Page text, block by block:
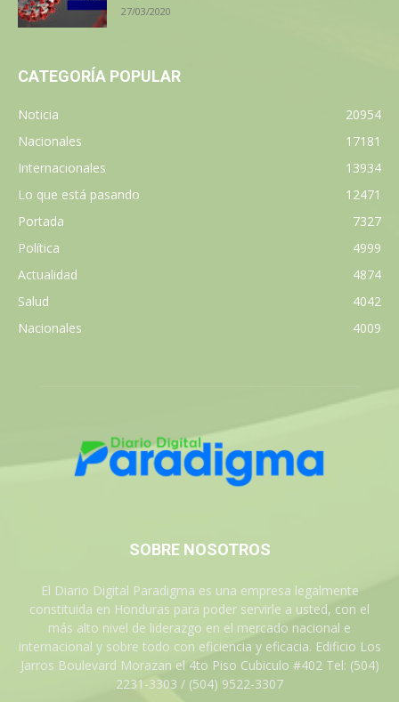
27/03/2020
CATEGORÍA POPULAR
Noticia
20954
Nacionales
17181
Internacionales
13934
Lo que está pasando
12471
Portada
7327
Política
4999
Actualidad
4874
Salud
4042
Nacionales
4009
SOBRE NOSOTROS
El Diario Digital Paradigma es una empresa legalmente
constituida en Honduras para poder servirle a usted, con el
más alto nivel de liderazgo en el mercado nacional e
internacional y sobre todo con eficiencia y eficacia. Edificio Los
Jarros Boulevard Morazan el 4to Piso Cubiculo #402 Tel: (504)
2231-3303 / (504) 9522-3307